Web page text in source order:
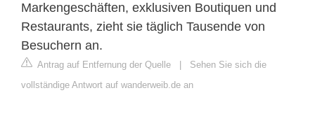
Markengeschäften, exklusiven Boutiquen und
Restaurants, zieht sie täglich Tausende von
Besuchern an.
Antrag auf Entfernung der Quelle
Sehen Sie sich die
vollständige Antwort auf wanderweib.de an